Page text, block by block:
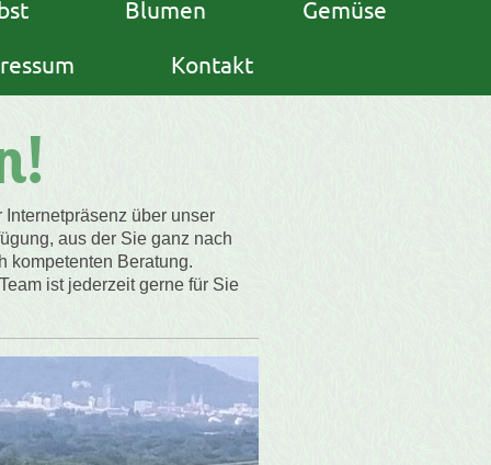
Blumen
Gemüse
Kontakt
über unser
aus der Sie ganz nach
kompetenten Beratung.
ist jederzeit gerne für Sie